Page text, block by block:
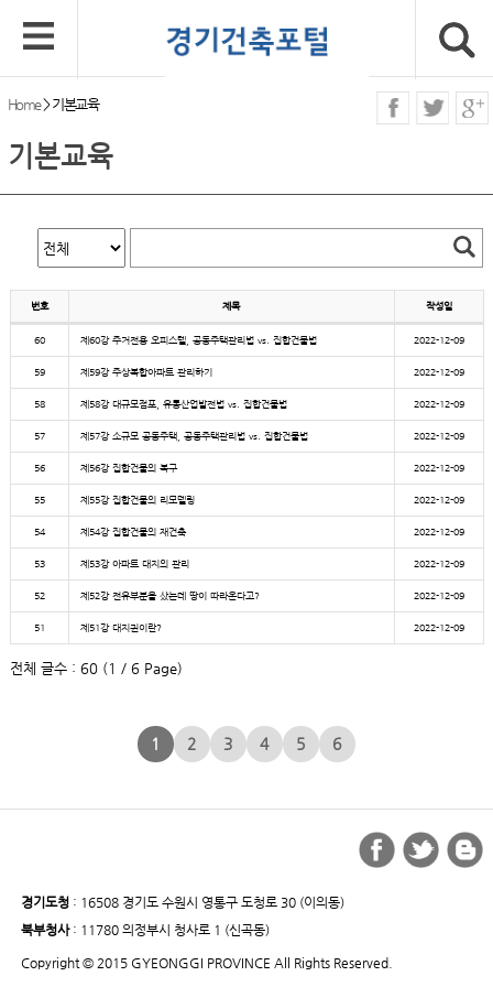
Home>기본교육
기본교육
번호 제목 작성일
60 제60강 주거전용 오피스텔, 공동주택관리법 vs. 집합건물법 2022-12-09
59 제59강 주상복합아파트 관리하기 2022-12-09
58 제58강 대규모점포, 유통산업발전법 vs. 집합건물법 2022-12-09
57 제57강 소규모 공동주택, 공동주택관리법 vs. 집합건물법 2022-12-09
56 제56강 집합건물의 복구 2022-12-09
55 제55강 집합건물의 리모델링 2022-12-09
54 제54강 집합건물의 재건축 2022-12-09
53 제53강 아파트 대지의 관리 2022-12-09
52 제52강 전유부분을 샀는데 땅이 따라온다고? 2022-12-09
51 제51강 대지권이란? 2022-12-09
전체 글수 : 60 (1 / 6 Page)
1 2 3 4 5 6
경기도청: 16508 경기도 수원시 영통구 도청로 30 (이의동)
북부청사: 11780 의정부시 청사로 1 (신곡동)
Copyright © 2015 GYEONGGI PROVINCE All Rights Reserved.